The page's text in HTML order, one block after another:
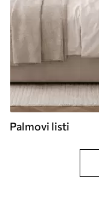
Palmovi listi